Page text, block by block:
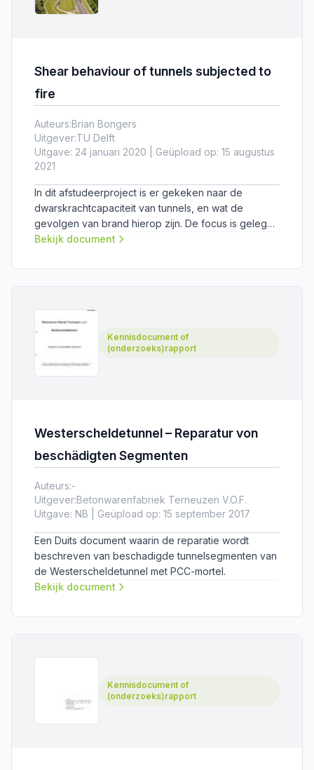
Shear behaviour of tunnels subjected to
fire
Auteurs:Brian Bongers
Uitgever:TU Delft
Uitgave: 24 januari 2020 | Geüpload op: 15 augustus
2021
In dit afstudeerproject is er gekeken naar de
dwarskrachtcapaciteit van tunnels, en wat de
gevolgen van brand hierop zijn. De focus is gelegd
op de Heinenoordtunnel, waar geen
Bekijk document
Kennisdocument of
(onderzoeks)rapport
Westerscheldetunnel – Reparatur von
beschädigten Segmenten
Auteurs:-
Uitgever:Betonwarenfabriek Terneuzen V.O.F.
Uitgave: NB | Geüpload op: 15 september 2017
Een Duits document waarin de reparatie wordt
beschreven van beschadigde tunnelsegmenten van
de Westerscheldetunnel met PCC-mortel.
Bekijk document
Kennisdocument of
(onderzoeks)rapport